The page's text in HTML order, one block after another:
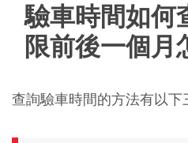
驗車時間如何
限前後一個月
查詢驗車時間的方法有以下